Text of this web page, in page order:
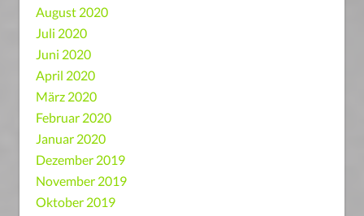
August 2020
Juli 2020
Juni 2020
April 2020
März 2020
Februar 2020
Januar 2020
Dezember 2019
November 2019
Oktober 2019